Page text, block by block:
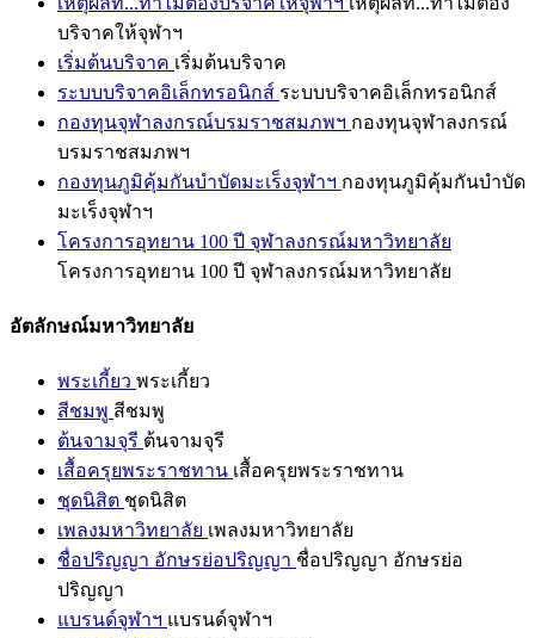
บริจาคให้จุฬาฯ
เริ่มต้นบริจาค เริ่มต้นบริจาค
ระบบบริจาคอิเล็กทรอนิกส์ ระบบบริจาคอิเล็กทรอนิกส์
กองทุนจุฬาลงกรณ์บรมราชสมภพฯ กองทุนจุฬาลงกรณ์
บรมราชสมภพฯ
กองทุนภูมิคุ้มกันบำบัดมะเร็งจุฬาฯ กองทุนภูมิคุ้มกันบำบัด
มะเร็งจุฬาฯ
โครงการอุทยาน 100 ปี จุฬาลงกรณ์มหาวิทยาลัย
โครงการอุทยาน 100 ปี จุฬาลงกรณ์มหาวิทยาลัย
อัตลักษณ์มหาวิทยาลัย
พระเกี้ยว พระเกี้ยว
สีชมพู สีชมพู
ต้นจามจุรี ต้นจามจุรี
เสื้อครุยพระราชทาน เสื้อครุยพระราชทาน
ชุดนิสิต ชุดนิสิต
เพลงมหาวิทยาลัย เพลงมหาวิทยาลัย
ชื่อปริญญา อักษรย่อปริญญา ชื่อปริญญา อักษรย่อ
ปริญญา
แบรนด์จุฬาฯ แบรนด์จุฬาฯ